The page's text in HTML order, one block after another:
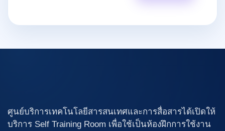
ศูนย์บริการเทคโนโลยีสารสนเทศและการสื่อสารได้เปิดให้
บริการ Self Training Room เพื่อใช้เป็นห้องฝึกการใช้งาน